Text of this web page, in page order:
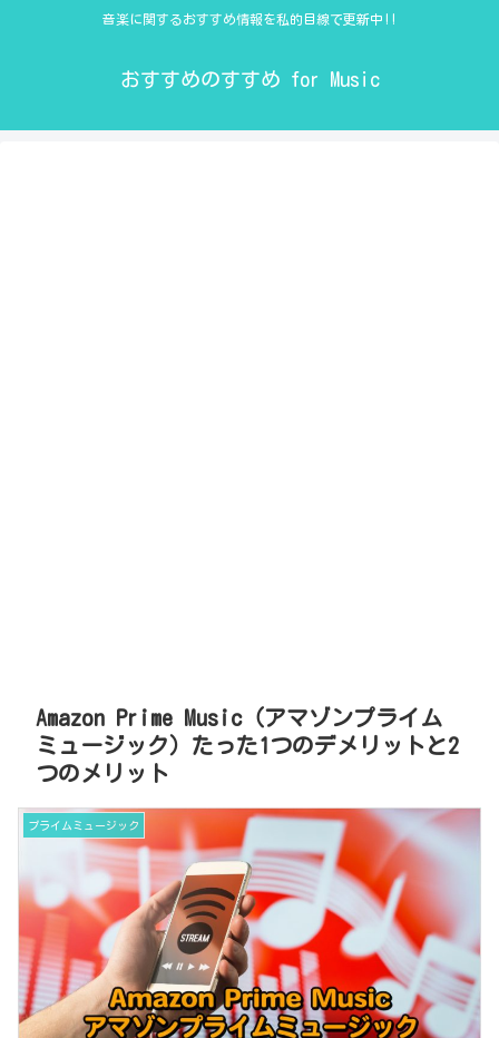
音楽に関するおすすめ情報を私的目線で更新中!!
おすすめのすすめ for Music
Amazon Prime Music（アマゾンプライム
ミュージック）たった1つのデメリットと2
つのメリット
プライムミュージック